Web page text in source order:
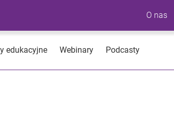
O nas
edukacyjne Webinary Podcasty